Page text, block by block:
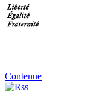
Contenue